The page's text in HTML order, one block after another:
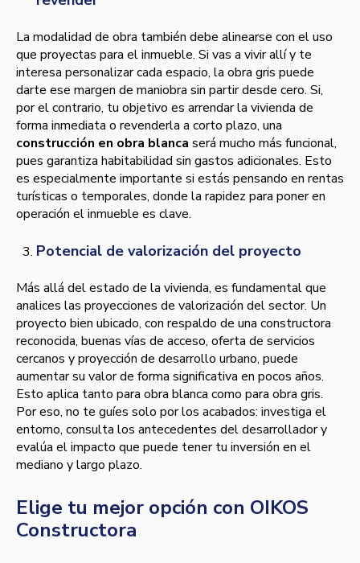
La modalidad de obra también debe alinearse con el uso
que proyectas para el inmueble. Si vas a vivir allí y te
interesa personalizar cada espacio, la obra gris puede
darte ese margen de maniobra sin partir desde cero. Si,
por el contrario, tu objetivo es arrendar la vivienda de
forma inmediata o revenderla a corto plazo, una
construcción en obra blanca será mucho más funcional,
pues garantiza habitabilidad sin gastos adicionales. Esto
es especialmente importante si estás pensando en rentas
turísticas o temporales, donde la rapidez para poner en
operación el inmueble es clave.
Potencial de valorización del proyecto
Más allá del estado de la vivienda, es fundamental que
analices las proyecciones de valorización del sector. Un
proyecto bien ubicado, con respaldo de una constructora
reconocida, buenas vías de acceso, oferta de servicios
cercanos y proyección de desarrollo urbano, puede
aumentar su valor de forma significativa en pocos años.
Esto aplica tanto para obra blanca como para obra gris.
Por eso, no te guíes solo por los acabados: investiga el
entorno, consulta los antecedentes del desarrollador y
evalúa el impacto que puede tener tu inversión en el
mediano y largo plazo.
Elige tu mejor opción con OIKOS
Constructora